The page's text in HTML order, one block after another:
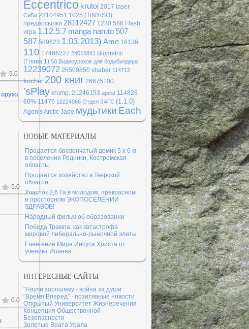
5.0
5.0
0.0
Eccentrico krutoi 2017 laser
CиБи 23104951 1025 (TiNYiSO)
предпосылки 28112427 1230 588 Flash
игра 1.12.5.7 manga naruto 507
587 589623 1.03.2013) Ame 16136
110 17466227 24010841 Biometric
(Глава 1) 50 Видеоуроков для бодибилдера
12239072 25509850 shabar 114712
kucher 200 книг 26675100
'sРlay krump. 21246153 apēst 114826
60% 11476 12224066 Отдел ЗАГС (1.1.0)
Agonis Arctic Jade мудьтики Each
НОВЫЕ МАТЕРИАЛЫ
Продается бревенчатый домик 5 х 6 м
в поселении Родники, Костромская
область.
Продаётся хозяйство в Тверской
области
Участок 2,6 Га в молодом, прекрасном
и просторном ЭКОПОСЕЛЕНИИ
ЗДРАВОЕ!
Народный фильм об образовании
Победа Трампа, как катастрофа
мировой либерально-рыночной элиты
Евангение Мира Иисуса Христа от
ученика Иоанна.
ИНТЕРЕСНЫЕ САЙТЫ
"Научи хорошему - война за души
"Время Вперед" - позитивные новости
Открытый Университет Жизнеречения
Концепция Общественной
Безопасности
Золотые Врата Урала